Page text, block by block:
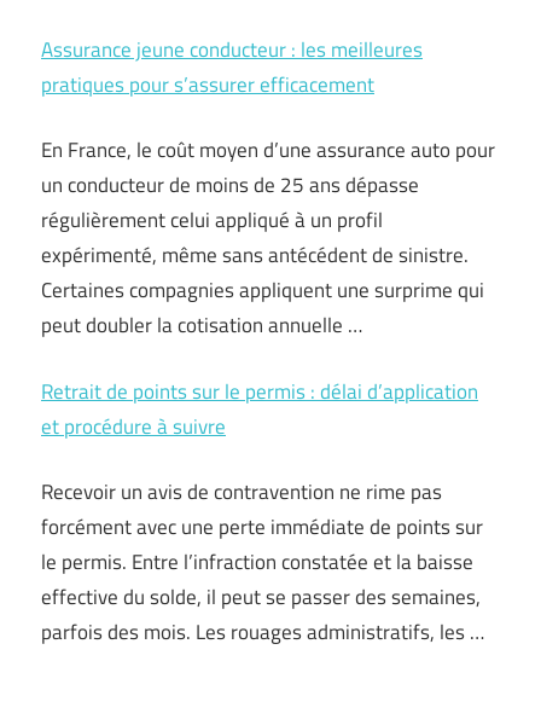
Assurance jeune conducteur : les meilleures
pratiques pour s’assurer efficacement
En France, le coût moyen d’une assurance auto pour
un conducteur de moins de 25 ans dépasse
régulièrement celui appliqué à un profil
expérimenté, même sans antécédent de sinistre.
Certaines compagnies appliquent une surprime qui
peut doubler la cotisation annuelle …
Retrait de points sur le permis : délai d’application
et procédure à suivre
Recevoir un avis de contravention ne rime pas
forcément avec une perte immédiate de points sur
le permis. Entre l’infraction constatée et la baisse
effective du solde, il peut se passer des semaines,
parfois des mois. Les rouages administratifs, les …